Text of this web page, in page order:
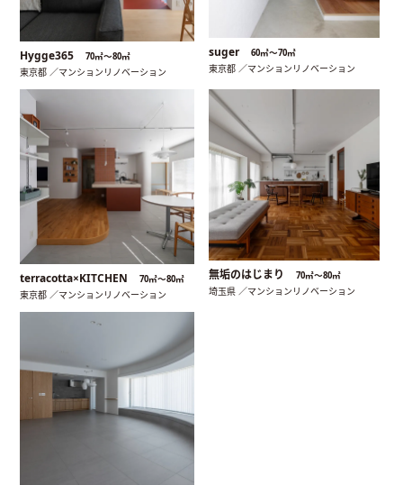
Hygge365 70㎡〜80㎡
東京都 ／マンションリノベーション
suger 60㎡〜70㎡
東京都 ／マンションリノベーション
terracotta×KITCHEN 70㎡〜80㎡
東京都 ／マンションリノベーション
無垢のはじまり 70㎡〜80㎡
埼玉県 ／マンションリノベーション